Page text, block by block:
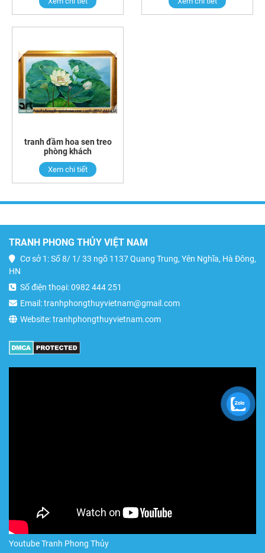
tranh đầm hoa sen treo
phòng khách
Xem chi tiết
TRANH PHONG THỦY VIỆT NAM
Cơ sở 1: Số 8/ 1/ 33 ngõ 1137 Quang Trung, Yên Nghĩa, Hà Đông,
HN
Số điện thoại: 0982 444 251
Email: tranhphongthuyvietnam@gmail.com
Website: tranhphongthuyvietnam.com
Youtube Tranh Phong Thủy